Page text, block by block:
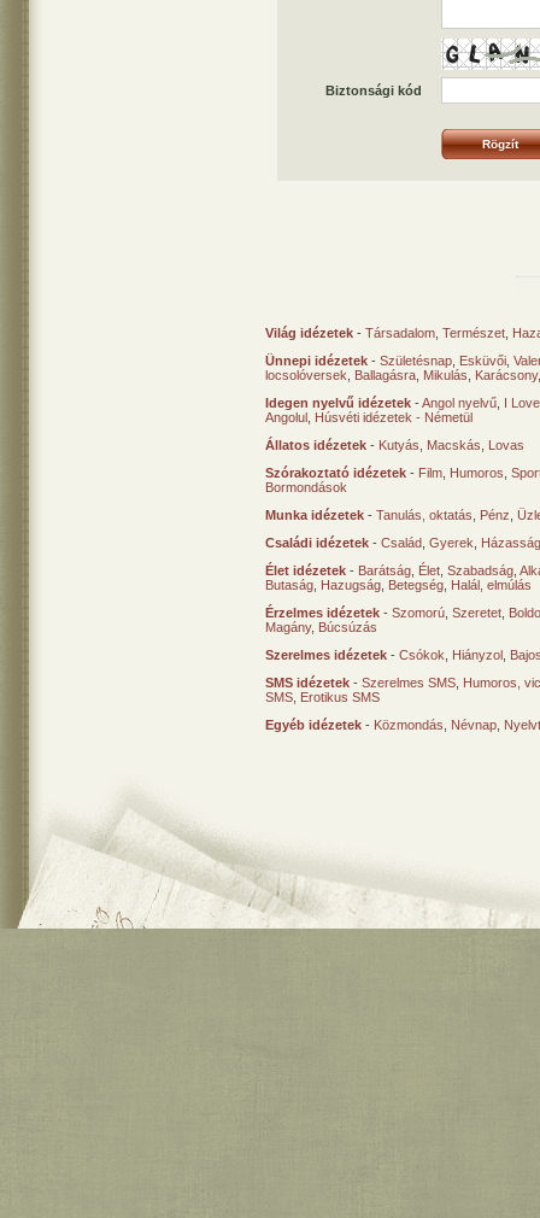
Biztonsági kód
Világ idézetek - Társadalom Természet
Ünnepi idézetek - Születésnap Esküvői
locsolóversek
Ballagásra Mikulás Karácsony
Idegen nyelvű idézetek -Angol nyelvű I
Angolul Húsvéti idézetek - Németül
Állatos idézetek - Kutyás Macskás
Lovas
Szórakoztató idézetek - Film Humoros
Bormondások
Munka idézetek - Tanulás, oktatás Pénz
Családi idézetek - Család Gyerek
Élet idézetek - Barátság Élet Szabadság
Butaság Hazugság Betegség Halál, elmúlás
Érzelmes idézetek - Szomorú Szeretet
Magány, Búcsúzás
Szerelmes idézetek - Csókok Hiányzol
SMS idézetek - Szerelmes SMS Humoros,
SMS Erotikus SMS
Egyéb idézetek - Közmondás Névnap